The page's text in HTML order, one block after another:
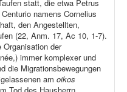
statt, die etwa Petrus
namens Cornelius
den Angestellten,
(22, Anm. 17, Ac 10, 1-7).
Organisation der
immer komplexer und
die Migrationsbewegungen
am oikos